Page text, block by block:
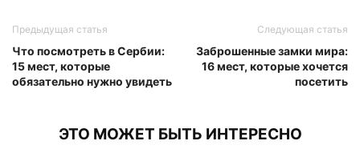
Предыдущая статья
Что посмотреть в Сербии:
15 мест, которые
обязательно нужно увидеть
Следующая статья
Заброшенные замки мира:
16 мест, которые хочется
посетить
ЭТО МОЖЕТ БЫТЬ ИНТЕРЕСНО